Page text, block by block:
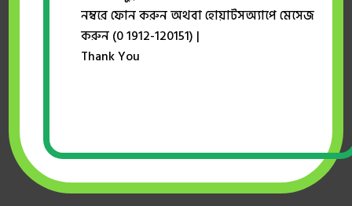
প্রকাশক,আদর্শ
৳
নম্বরে ফোন করুন অথবা হোয়াটসঅ্যাপে মেসেজ
করুন (0 1912-120151) |
Thank You